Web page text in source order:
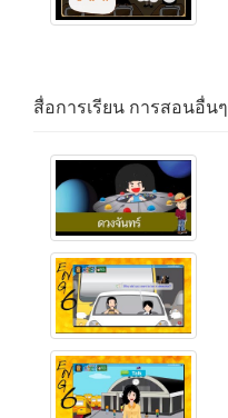
สื่อการเรียน การสอนอื่นๆ